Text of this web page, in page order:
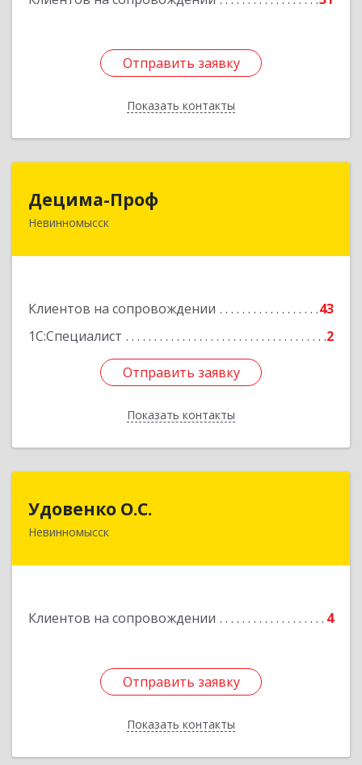
Отправить заявку
Показать контакты
Отправить заявку
Назад
Децима-Проф
Невинномысск
Клиентов на сопровождении
43
1С:Специалист
2
Отправить заявку
Показать контакты
357100, Ставропольский край, Невинномысск г,
Отправить заявку
Назад
Удовенко О.С.
Невинномысск
Клиентов на сопровождении 4
Отправить заявку
Показать контакты
357 100, г.Невинномысск, ул.Революцеонная,
Отправить заявку
Назад